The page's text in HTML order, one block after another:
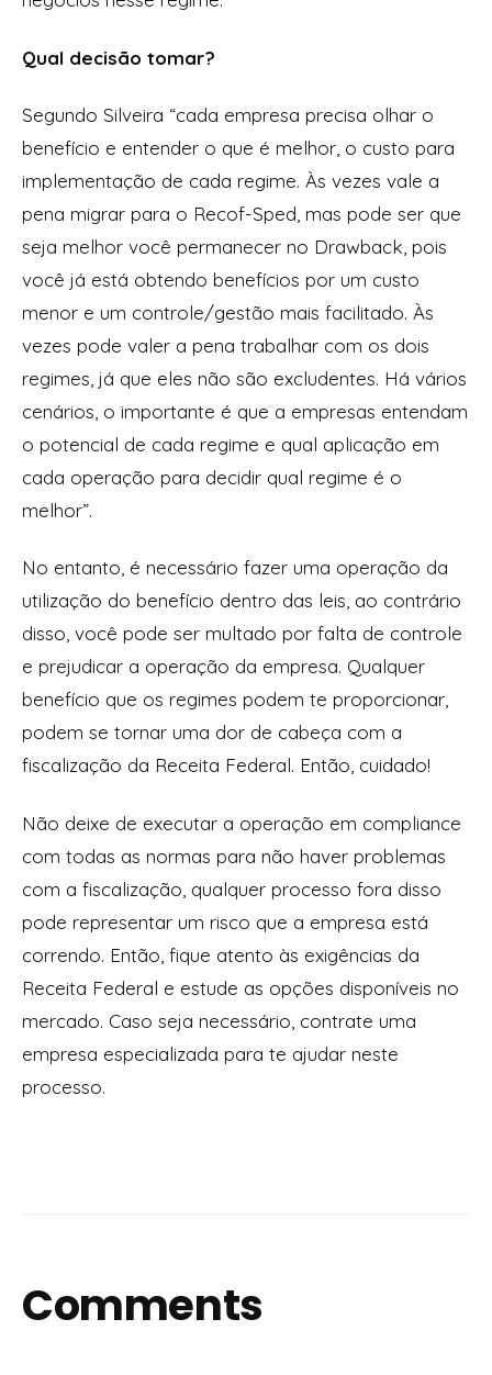
Qual decisão tomar?
Segundo Silveira “cada empresa precisa olhar o
benefício e entender o que é melhor, o custo para
implementação de cada regime. Às vezes vale a
pena migrar para o Recof-Sped, mas pode ser que
seja melhor você permanecer no Drawback, pois
você já está obtendo benefícios por um custo
menor e um controle/gestão mais facilitado. Às
vezes pode valer a pena trabalhar com os dois
regimes, já que eles não são excludentes. Há vários
cenários, o importante é que a empresas entendam
o potencial de cada regime e qual aplicação em
cada operação para decidir qual regime é o
melhor”.
No entanto, é necessário fazer uma operação da
utilização do benefício dentro das leis, ao contrário
disso, você pode ser multado por falta de controle
e prejudicar a operação da empresa. Qualquer
benefício que os regimes podem te proporcionar,
podem se tornar uma dor de cabeça com a
fiscalização da Receita Federal. Então, cuidado!
Não deixe de executar a operação em compliance
com todas as normas para não haver problemas
com a fiscalização, qualquer processo fora disso
pode representar um risco que a empresa está
correndo. Então, fique atento às exigências da
Receita Federal e estude as opções disponíveis no
mercado. Caso seja necessário, contrate uma
empresa especializada para te ajudar neste
processo.
Comments